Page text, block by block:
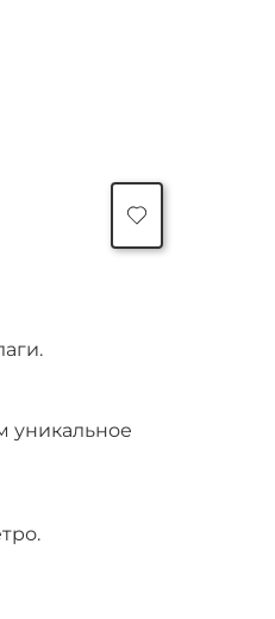
уникальное